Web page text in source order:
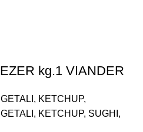
kg.1 VIANDER
, KETCHUP,
, KETCHUP, SUGHI ,